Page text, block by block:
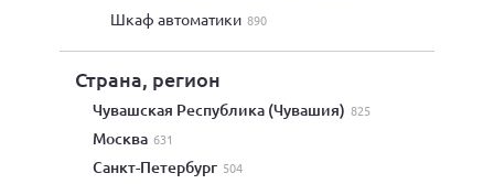
шкаф автоматики 890
Страна, регион
Чувашская Республика (Чувашия) 825
Москва 631
Санкт-Петербург 504